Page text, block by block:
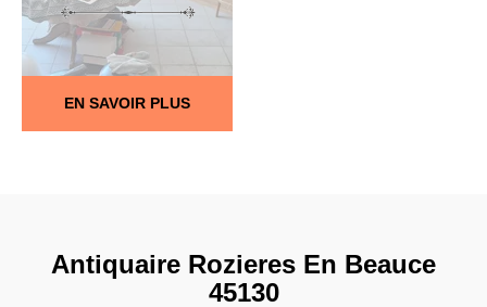
EN SAVOIR PLUS
Antiquaire Rozieres En Beauce
45130